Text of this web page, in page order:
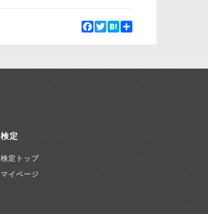
Facebook
TwitterHatena
検定
検定トップ
マイページ